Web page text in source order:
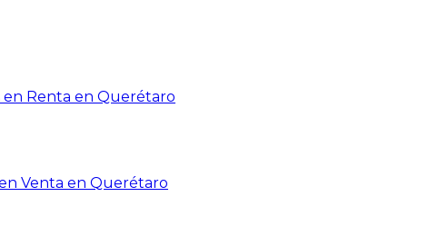
en Renta en Querétaro
Venta en Querétaro